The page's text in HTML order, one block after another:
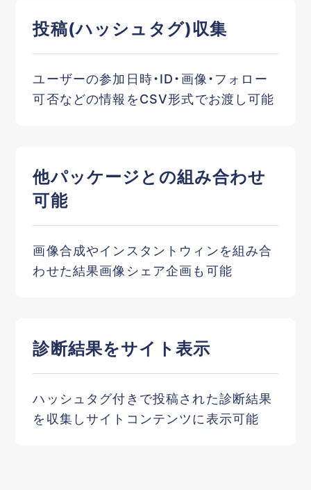
投稿(ハッシュタグ)収集
ユーザーの参加日時・ID・画像・フォロー
可否などの情報をCSV形式でお渡し可能
他パッケージとの組み合わせ
可能
画像合成やインスタントウィンを組み合
わせた結果画像シェア企画も可能
診断結果をサイト表示
ハッシュタグ付きで投稿された診断結果
を収集しサイトコンテンツに表示可能